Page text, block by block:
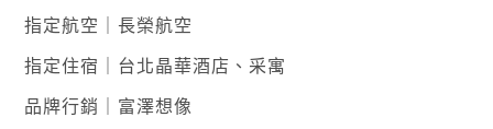
指定航空｜長榮航空
指定住宿｜台北晶華酒店、采寓
品牌行銷｜富澤想像